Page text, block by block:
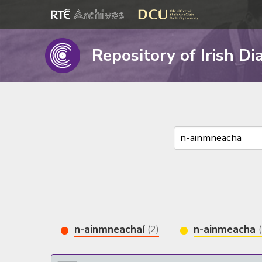
Repository of Irish
n-ainmneachaí (2) n-ainmeacha